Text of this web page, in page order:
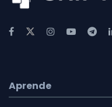
Aprende